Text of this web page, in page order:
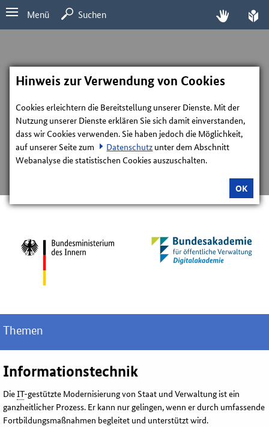
Menü Suchen
Hinweis zur Verwendung von Cookies
Cookies erleichtern die Bereitstellung unserer Dienste. Mit der
Nutzung unserer Dienste erklären Sie sich damit einverstanden,
dass wir Cookies verwenden. Sie haben jedoch die Möglichkeit,
auf unserer Seite zum
Datenschutz unter dem Abschnitt
Webanalyse die statistischen Cookies auszuschalten.
OK
Themen
Informationstechnik
DieIT-gestützte Modernisierung von Staat und Verwaltung ist ein
ganzheitlicher Prozess. Er kann nur gelingen, wenn er durch umfassende
Fortbildungsmaßnahmen begleitet und unterstützt wird.